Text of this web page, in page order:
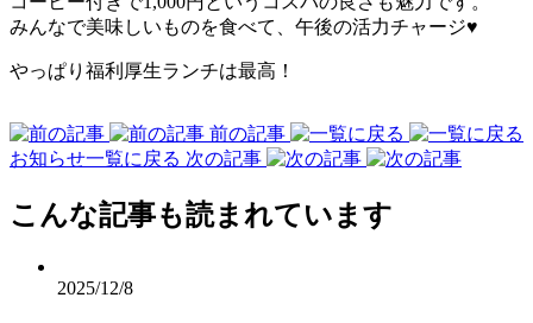
みんなで美味しいものを食べて、午後の活力チャージ♥
やっぱり福利厚生ランチは最高！
前の記事
お知らせ一覧に戻る 次の記事
こんな記事も読まれています
2025/12/8